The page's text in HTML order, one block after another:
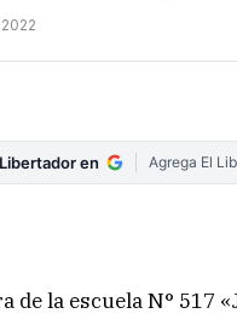
en Agrega El
de la escuela N° 517